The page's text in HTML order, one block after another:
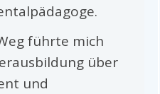
führte mich
über
und